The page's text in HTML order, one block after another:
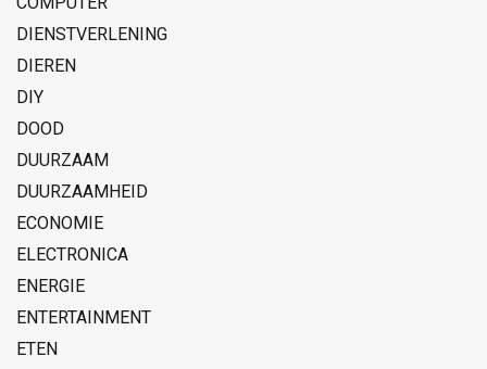
DIENSTVERLENING
DIEREN
DIY
DOOD
DUURZAAM
DUURZAAMHEID
ECONOMIE
ELECTRONICA
ENERGIE
ENTERTAINMENT
ETEN